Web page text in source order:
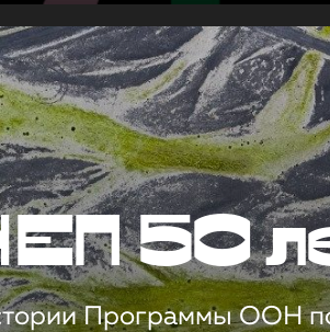
50
Программы ООН